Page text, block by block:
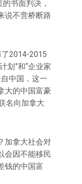
书面判决，
说不啻桥断路
2014-2015
划”和“企业家
中国，这一
大的中国富豪
名向加拿大
加拿大社会对
会因不能移民
钱的中国富